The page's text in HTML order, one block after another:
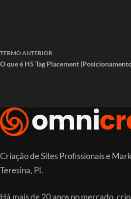
TERMO ANTERIOR
O que é H5 Tag Placement
Criação de Sites Profissionais e
Teresina, PI.